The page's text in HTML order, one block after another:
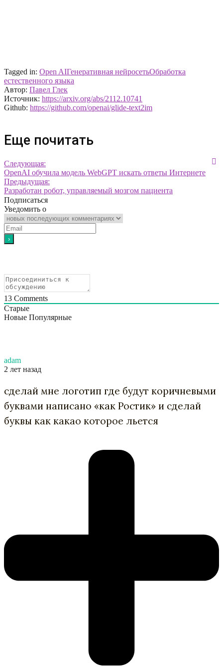
Tagged in: Open AIГенеративная нейросетьОбработка
естественного языка
Автор: Павел Глек
Источник: https://arxiv.org/abs/2112.10741
Github: https://github.com/openai/glide-text2im
Еще почитать
Следующая:
OpenAI обучила модель WebGPT искать ответы Интернете
Предыдущая:
Разработан робот, управляемый мозгом пациента
Подписаться
Уведомить о
13 Comments
Старые
Новые Популярные
adam
2 лет назад
сделай мне логотип где будут коричневыми
буквами написано «как Ростик» и сделай
буквы как какао которое льется